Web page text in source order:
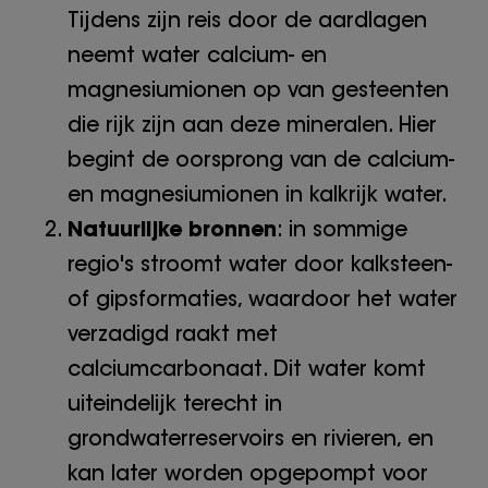
Tijdens zijn reis door de aardlagen
neemt water calcium- en
magnesiumionen op van gesteenten
die rijk zijn aan deze mineralen. Hier
begint de oorsprong van de calcium-
en magnesiumionen in kalkrijk water.
Natuurlijke bronnen: in sommige
regio's stroomt water door kalksteen-
of gipsformaties, waardoor het water
verzadigd raakt met
calciumcarbonaat. Dit water komt
uiteindelijk terecht in
grondwaterreservoirs en rivieren, en
kan later worden opgepompt voor